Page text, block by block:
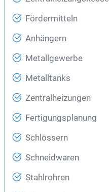
Fördermitteln
Anhängern
Metallgewerbe
Metalltanks
Zentralheizungen
Fertigungsplanung
Schlössern
Schneidwaren
Stahlrohren